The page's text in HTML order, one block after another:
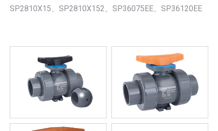
SP2810X15、SP2810X152、SP36075EE、SP36120EE